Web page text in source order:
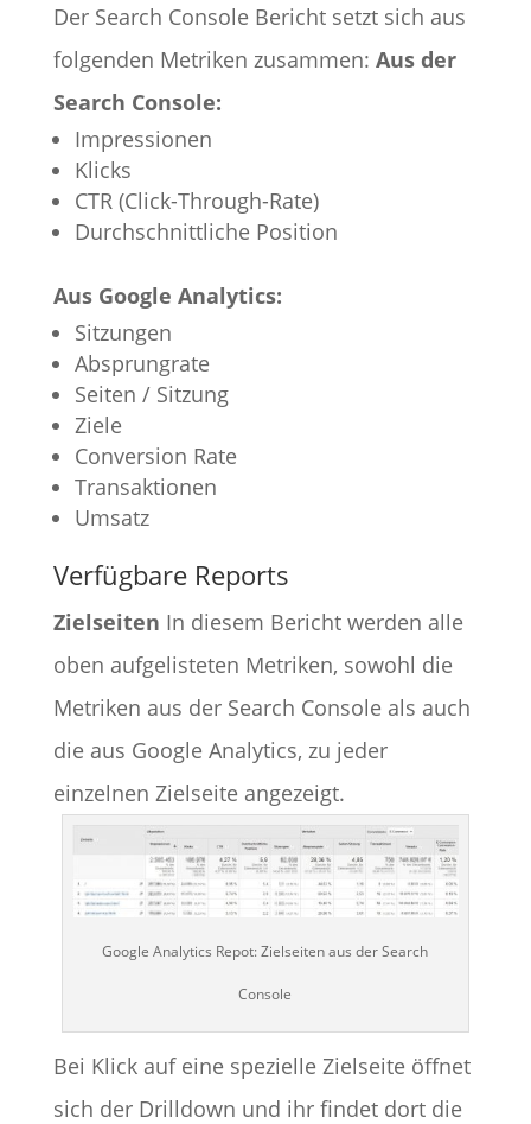
Der Search Console Bericht setzt sich aus
folgenden Metriken zusammen: Aus der
Search Console:
Impressionen
Klicks
CTR (Click-Through-Rate)
Durchschnittliche Position
Aus Google Analytics:
Sitzungen
Absprungrate
Seiten / Sitzung
Ziele
Conversion Rate
Transaktionen
Umsatz
Verfügbare Reports
Zielseiten In diesem Bericht werden alle
oben aufgelisteten Metriken, sowohl die
Metriken aus der Search Console als auch
die aus Google Analytics, zu jeder
einzelnen Zielseite angezeigt.
Google Analytics Repot: Zielseiten aus der Search
Console
Bei Klick auf eine spezielle Zielseite öffnet
sich der Drilldown und ihr findet dort die